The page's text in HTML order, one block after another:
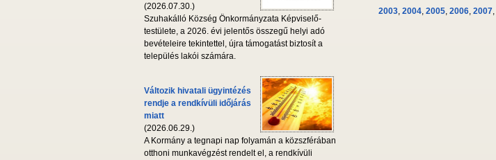
(2026.07.30.)
Szuhakálló Község Önkormányzata Képviselő-
testülete, a 2026. évi jelentős összegű helyi adó
bevételeire tekintettel, újra támogatást biztosít a
település lakói számára.
Változik hivatali ügyintézés
rendje a rendkívüli időjárás
miatt
(2026.06.29.)
A Kormány a tegnapi nap folyamán a közszférában
otthoni munkavégzést rendelt el, a rendkívüli
2003, 2004, 2005, 2006, 2007,